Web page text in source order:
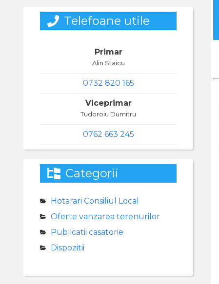
Telefoane utile
Primar
Alin Staicu
0732 820 165
Viceprimar
Tudoroiu Dumitru
0762 663 245
Categorii
Hotarari Consiliul Local
Oferte vanzarea terenurilor
Publicatii casatorie
Dispozitii